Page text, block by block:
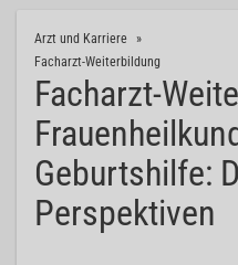
Arzt und Karriere
Facharzt-Weiterbildung
Facharzt-
Geburtshilfe:
Perspektiven